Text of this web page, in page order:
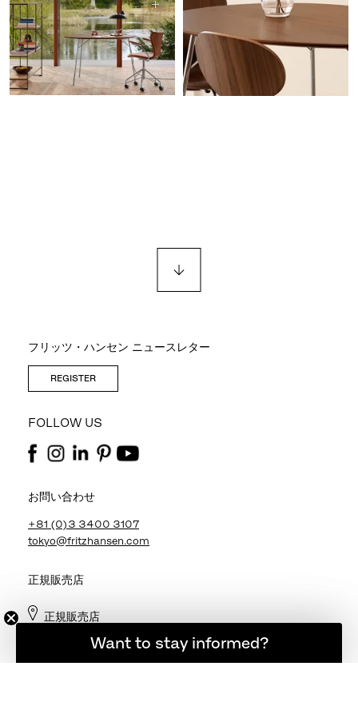
フリッツ・ハンセン ニュースレター
REGISTER
FOLLOW US
お問い合わせ
+81 (0)3 3400 3107
tokyo@fritzhansen.com
正規販売店
正規販売店
登録者限定の最新ニュース
Want to stay informed?